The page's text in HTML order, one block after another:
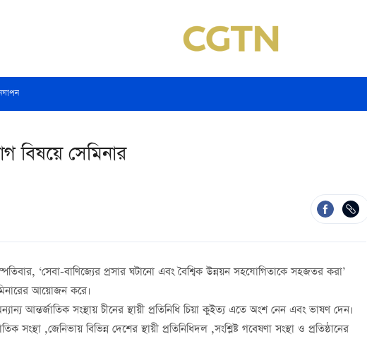
বিষয়ে সেমিনার
‘সেবা-বাণিজ্যের প্রসার ঘটানো এবং বৈশ্বিক উন্নয়ন সহযোগিতাকে সহজতর করা’
আয়োজন করে।
আন্তর্জাতিক সংস্থায় চীনের স্থায়ী প্রতিনিধি চিয়া কুইত্য এতে অংশ নেন এবং ভাষণ দেন।
সংস্থা ,জেনিভায় বিভিন্ন দেশের স্থায়ী প্রতিনিধিদল ,সংশ্লিষ্ট গবেষণা সংস্থা ও প্রতিষ্ঠানের